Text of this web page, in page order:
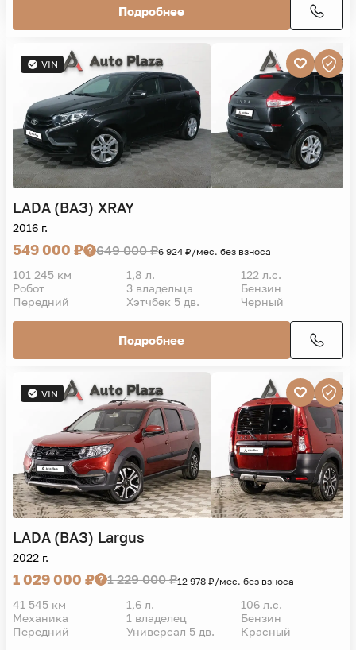
Подробнее
VIN
LADA (ВАЗ) XRAY
2016 г.
549 000 ₽ 649 000 ₽6 924 ₽/мес. без взноса
101 245 км 1,8 л.
122 л.с.
Робот
3 владельца
Бензин
Передний
Хэтчбек 5 дв. Черный
Подробнее
VIN
LADA (ВАЗ) Largus
2022 г.
1 029 000 ₽ 1 229 000 ₽12 978 ₽/мес. без взноса
41 545 км 1,6 л.
106 л.с.
Механика
1 владелец
Бензин
Передний
Универсал 5 дв. Красный